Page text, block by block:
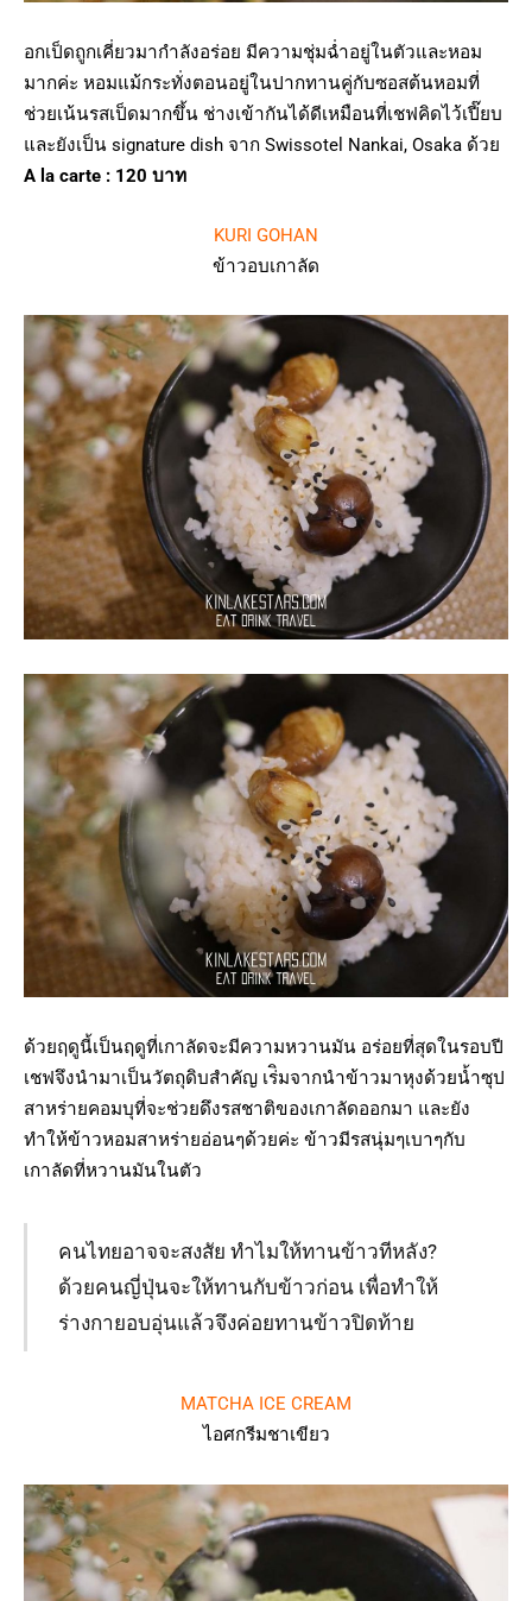
อกเป็ดถูกเคี่ยวมากำลังอร่อย มีความชุ่มฉ่ำอยู่ในตัวและหอม
มากค่ะ หอมแม้กระทั่งตอนอยู่ในปากทานคู่กับซอสต้นหอมที่
ช่วยเน้นรสเป็ดมากขึ้น ช่างเข้ากันได้ดีเหมือนที่เชฟคิดไว้เปี๊ยบ
และยังเป็น signature dish จาก Swissotel Nankai, Osaka ด้วย
A la carte : 120 บาท
KURI GOHAN
ข้าวอบเกาลัด
ด้วยฤดูนี้เป็นฤดูที่เกาลัดจะมีความหวานมัน อร่อยที่สุดในรอบปี
เชฟจึงนำมาเป็นวัตถุดิบสำคัญ เร่ิมจากนำข้าวมาหุงด้วยน้ำซุป
สาหร่ายคอมบุที่จะช่วยดึงรสชาติของเกาลัดออกมา และยัง
ทำให้ข้าวหอมสาหร่ายอ่อนๆด้วยค่ะ ข้าวมีรสนุ่มๆเบาๆกับ
เกาลัดที่หวานมันในตัว
คนไทยอาจจะสงสัย ทำไมให้ทานข้าวทีหลัง?
ด้วยคนญี่ปุ่นจะให้ทานกับข้าวก่อน เพื่อทำให้
ร่างกายอบอุ่นแล้วจึงค่อยทานข้าวปิดท้าย
MATCHA ICE CREAM
ไอศกรีมชาเขียว